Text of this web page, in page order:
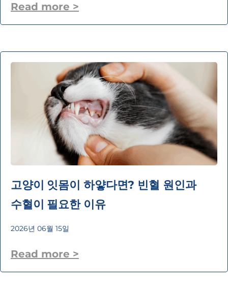
Read more >
고양이 잇몸이 하얗다면? 빈혈 원인과
수혈이 필요한 이유
2026년 06월 15일
Read more >